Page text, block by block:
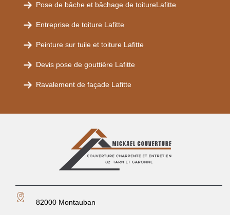
Pose de bâche et bâchage de toitureLafitte
Entreprise de toiture Lafitte
Peinture sur tuile et toiture Lafitte
Devis pose de gouttière Lafitte
Ravalement de façade Lafitte
82000 Montauban